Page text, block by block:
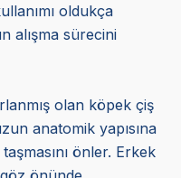
oldukça
alışma sürecini
olan köpek çiş
anatomik yapısına
önler. Erkek